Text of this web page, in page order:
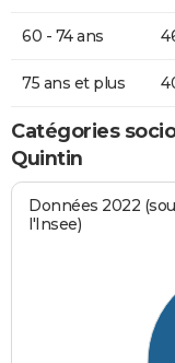
60 - 74 ans
75 ans et plus
Catégories
Quintin
Données 2022
l'Insee)